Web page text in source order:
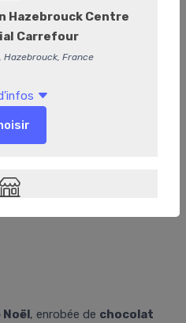
noir
Noël Crème
, enrobée de chocolat